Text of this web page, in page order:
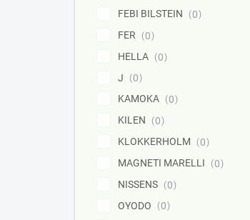
FEBI BILSTEIN
0
FER
0
HELLA
0
J
0
KAMOKA
0
KILEN
0
KLOKKERHOLM
0
MAGNETI MARELLI
0
NISSENS
0
OYODO
0